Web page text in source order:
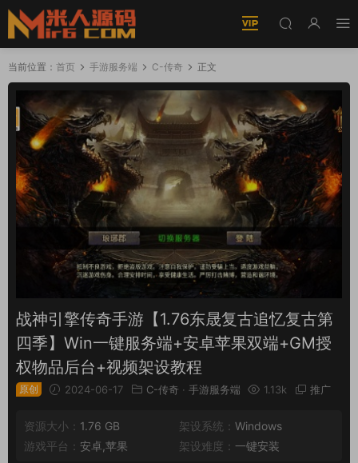
当前位置： 首页 手游服务端 C-传奇 正文
战神引擎传奇手游【1.76东晟复古追忆复古第
四季】Win一键服务端+安卓苹果双端+GM授
权物品后台+视频架设教程
原创 2024-06-17 C-传奇 · 手游服务端 1.13k 推广
资源大小： 1.76 GB 架设系统： Windows
游戏平台： 安卓,苹果 架设难度： 一键安装